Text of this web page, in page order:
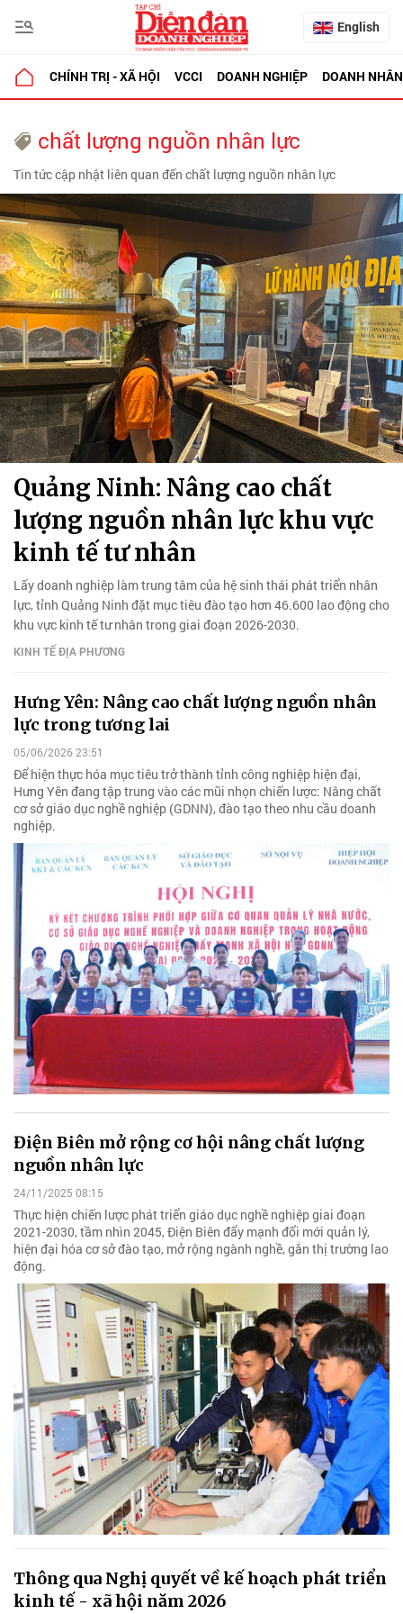
English
CHÍNH TRỊ - XÃ HỘI VCCI DOANH NGHIỆP DOANH NHÂN
chất lượng nguồn nhân lực
Tin tức cập nhật liên quan đến chất lượng nguồn nhân lực
Quảng Ninh: Nâng cao chất
lượng nguồn nhân lực khu vực
kinh tế tư nhân
Lấy doanh nghiệp làm trung tâm của hệ sinh thái phát triển nhân
lực, tỉnh Quảng Ninh đặt mục tiêu đào tạo hơn 46.600 lao động cho
khu vực kinh tế tư nhân trong giai đoạn 2026-2030.
KINH TẾ ĐỊA PHƯƠNG
Hưng Yên: Nâng cao chất lượng nguồn nhân
lực trong tương lai
05/06/2026 23:51
Để hiện thực hóa mục tiêu trở thành tỉnh công nghiệp hiện đại,
Hưng Yên đang tập trung vào các mũi nhọn chiến lược: Nâng chất
cơ sở giáo dục nghề nghiệp (GDNN), đào tạo theo nhu cầu doanh
nghiệp.
Điện Biên mở rộng cơ hội nâng chất lượng
nguồn nhân lực
24/11/2025 08:15
Thực hiện chiến lược phát triển giáo dục nghề nghiệp giai đoạn
2021-2030, tầm nhìn 2045, Điện Biên đẩy mạnh đổi mới quản lý,
hiện đại hóa cơ sở đào tạo, mở rộng ngành nghề, gắn thị trường lao
động.
Thông qua Nghị quyết về kế hoạch phát triển
kinh tế - xã hội năm 2026